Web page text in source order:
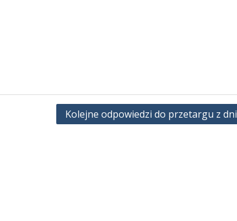
Kolejne odpowiedzi do przetargu z